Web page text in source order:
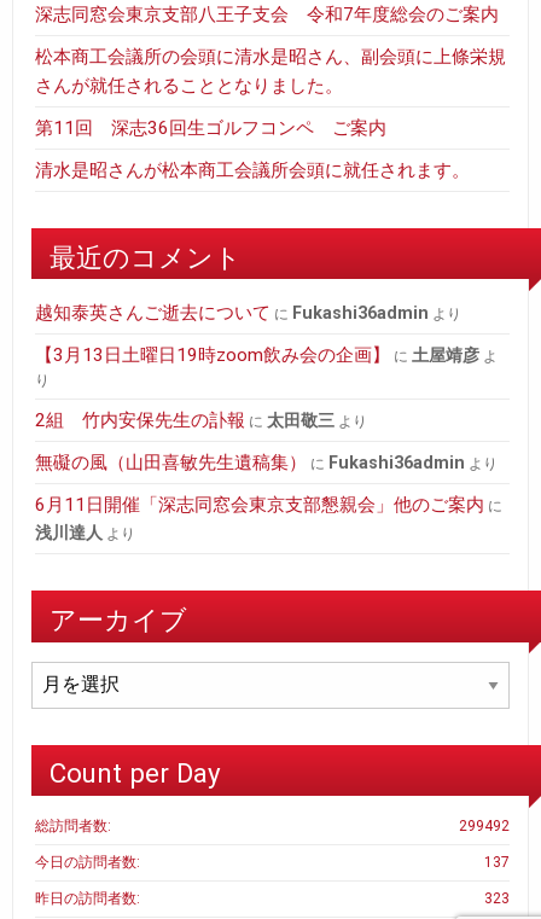
深志同窓会東京支部八王子支会 令和7年度総会のご案内
松本商工会議所の会頭に清水是昭さん、副会頭に上條栄規
さんが就任されることとなりました。
第11回 深志36回生ゴルフコンペ ご案内
清水是昭さんが松本商工会議所会頭に就任されます。
最近のコメント
越知泰英さんご逝去について に fukashi36admin より
【3月13日土曜日19時zoom飲み会の企画】 に 土屋靖彦 よ
り
2組 竹内安保先生の訃報 に 太田敬三 より
無礙の風（山田喜敏先生遺稿集） に fukashi36admin より
6月11日開催「深志同窓会東京支部懇親会」他のご案内 に
浅川達人 より
アーカイブ
ー
ブ
Count per Day
299492
総訪問者数:
137
今日の訪問者数:
323
昨日の訪問者数: